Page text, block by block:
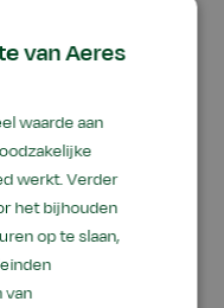
bestaande
met
hij energie van.
onderwijs
mbo kwam meer
de primaire
Binnen het
met de
van Aeres
waarde aan
werkt. Verder
het bijhouden
op te slaan,
van